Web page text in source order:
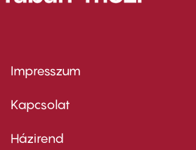
Footer
first
Impresszum
Kapcsolat
Footer
Házirend